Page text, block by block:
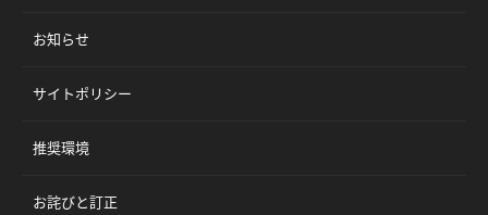
お知らせ
サイトポリシー
推奨環境
お詫びと訂正